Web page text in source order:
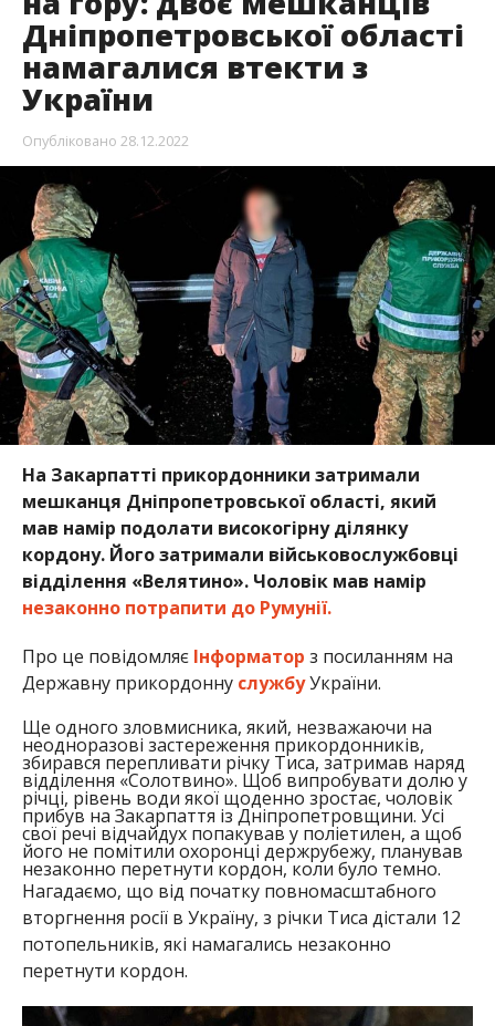
Дніпропетровської області
намагалися втекти з
України
Опубліковано 28.12.2022
На Закарпатті прикордонники затримали
мешканця Дніпропетровської області, який
мав намір подолати високогірну ділянку
кордону. Його затримали військовослужбовці
відділення «Велятино». Чоловік мав намір
незаконно потрапити до Румунії.
Про це повідомляє Інформатор з посиланням на
Державну прикордонну службуУкраїни.
Ще одного зловмисника, який, незважаючи на
неодноразові застереження прикордонників,
збирався перепливати річку Тиса, затримав наряд
відділення «Солотвино». Щоб випробувати долю у
річці, рівень води якої щоденно зростає, чоловік
прибув на Закарпаття із Дніпропетровщини. Усі
свої речі відчайдух попакував у поліетилен, а щоб
його не помітили охоронці держрубежу, планував
незаконно перетнути кордон, коли було темно.
Нагадаємо, що від початку повномасштабного
вторгнення росії в Україну, з річки Тиса дістали 12
потопельників, які намагались незаконно
перетнути кордон.